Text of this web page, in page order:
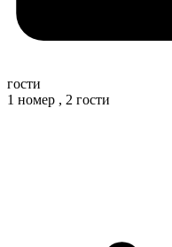
гости
1 номер , 2 гости